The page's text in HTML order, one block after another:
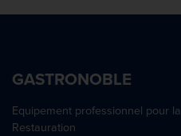
GASTRONOBLE
Equipement professionnel pour la
Restauration